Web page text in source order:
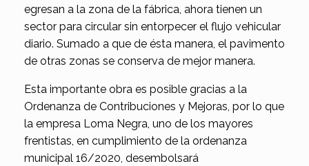
egresan a la zona de la fábrica, ahora tienen un
sector para circular sin entorpecer el flujo vehicular
diario. Sumado a que de ésta manera, el pavimento
de otras zonas se conserva de mejor manera.
Esta importante obra es posible gracias a la
Ordenanza de Contribuciones y Mejoras, por lo que
la empresa Loma Negra, uno de los mayores
frentistas, en cumplimiento de la ordenanza
municipal 16/2020, desembolsará